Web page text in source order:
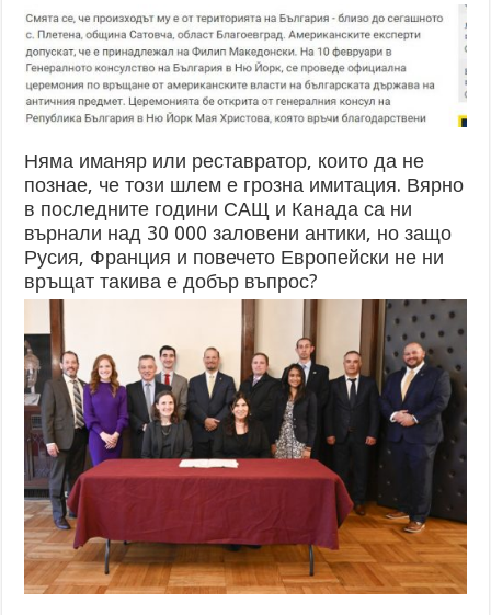
Няма иманяр или реставратор, които да не
познае, че този шлем е грозна имитация. Вярно
в последните години САЩ и Канада са ни
върнали над 30 000 заловени антики, но защо
Русия, Франция и повечето Европейски не ни
връщат такива е добър въпрос?